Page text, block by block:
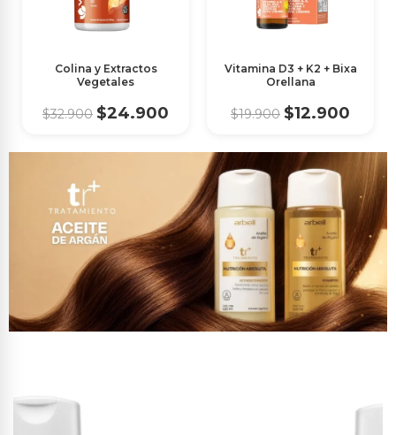
Colina y Extractos
Vegetales
$32.900 $24.900
Vitamina D3 + K2 + Bixa
Orellana
$19.900 $12.900